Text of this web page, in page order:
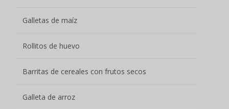
Galletas de maíz
Rollitos de huevo
Barritas de cereales con frutos secos
Galleta de arroz